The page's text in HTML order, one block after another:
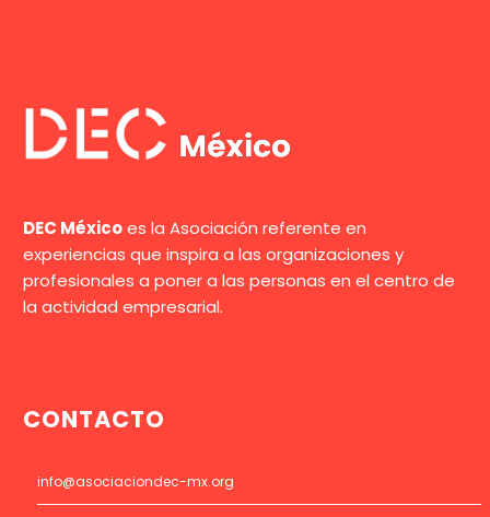
DEC Méxicoes la Asociación referente en
experiencias que inspira a las organizaciones y
profesionales a poner a las personas en el centro de
la actividad empresarial.
CONTACTO
info@asociaciondec-mx.org